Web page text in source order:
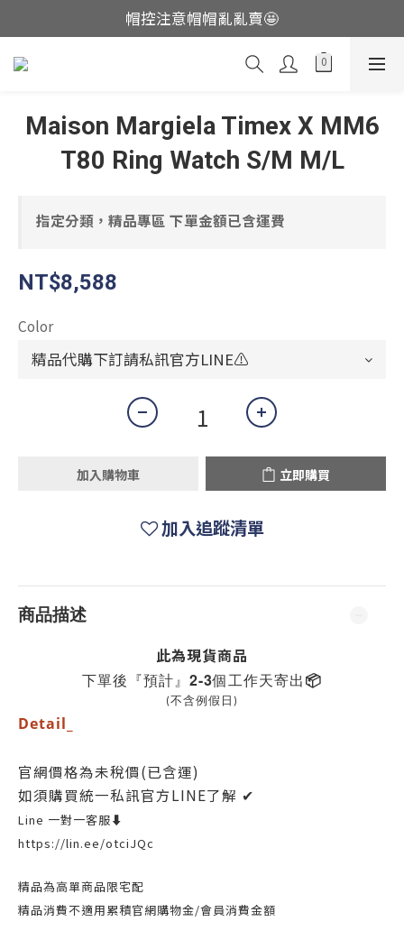
這裡現貨不用等👟
帽控注意帽帽亂亂賣🤩
這裡現貨不用等👟
Maison Margiela Timex X MM6
T80 Ring Watch S/M M/L
指定分類，精品專區 下單金額已含運費
NT$8,588
Color
加入購物車 立即購買
加入追蹤清單
商品描述
此為現貨商品
下單後『預計』2-3個工作天寄出📦
(不含例假日)
Detail_
官網價格為未稅價(已含運)
如須購買統一私訊官方LINE了解 ✔
Line 一對一客服⬇️
https://lin.ee/otciJQc
精品為高單商品限宅配
精品消費不適用累積官網購物金/會員消費金額